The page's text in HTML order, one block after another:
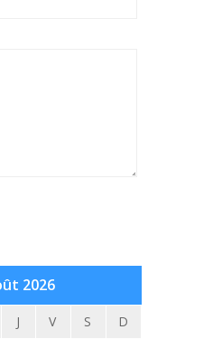
2026
J V S
D